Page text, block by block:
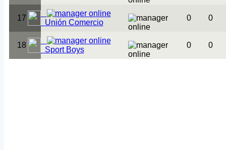
17
Unión Comercio
0 0
18
Sport Boys
0 0